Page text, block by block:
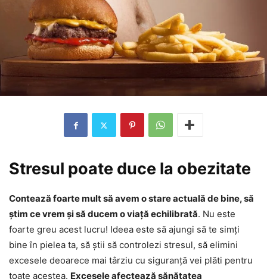
Stresul poate duce la obezitate
Contează foarte mult să avem o stare actuală de bine, să
știm ce vrem și să ducem o viață echilibrată. Nu este
foarte greu acest lucru! Ideea este să ajungi să te simți
bine în pielea ta, să știi să controlezi stresul, să elimini
excesele deoarece mai târziu cu siguranță vei plăti pentru
toate acestea. Excesele afectează sănătatea